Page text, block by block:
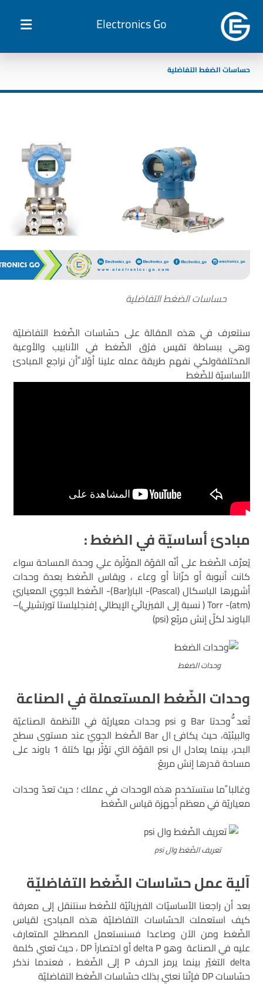
Electronics Go
حساسات الضغط التفاضلية
حساسات الضغط التفاضلية
سنتعرف في هذه المقالة على حسّاسات الضّغط التفاضليّة
وهي ببساطة تقيس فرْق الضّغط في الأنابيب والأوعية
المختلفةولكي نفهم طريقة عمله علينا أوّلا ًأن نراجع المبادئ
الأساسيّة للضّغط
مبادئ أساسيّة في الضغط :
يُعرَّف الضّغط على أنّه القوّة المؤثّرة علي وحدة المساحة سواء
كانت أنبوبة أو خزّاناً أو وعاء ، ويقاس الضّغط بعدة وحدات
أشهرها الباسكال (Pascal)- البار(Bar)- الضّغط الجويّ المعياريّ
(atm)- Torr ( نسبة إلى الفيزيائيّ الإيطالي إفنجليلستا تورتشيلي)–
الباوند لكلّ إنش مربّع (psi)
وحدات الضغط
وحدات الضّغط المستعملة في الصناعة
تُعد ُّوحدتا Bar و psi وحدات معياريّة في الأنظمة الصناعيّة
والبيئيّة، حيث يكافئ ال Bar الضّغط الجويّ عند مستوى سطح
البحر، بينما يعادل ال psi القوّة التي تؤثّر بها كتلة 1 باوند على
مساحة قدرها إنش مربعّ
وغالبا ًما ستستخدم هذه الوحدات في عملك ؛ حيث تعدّ وحدات
معياريّة في معظم أجهزة قياس الضّغط
تعريف الضّغط وال psi
آلية عمل حسّاسات الضّغط التفاضليّة
بعد أن راجعنا الأساسيّات الفيزيائيّة للضّغط سنتنقل إلى معرفة
كيف استعملت الحسّاسات التفاضليّة هذه المبادئ لقياس
الضّغط ومن الآن وصاعدا فسنستعمل المصطلح المتعارف
عليه في الصناعة وهو delta P أو اختصاراً DP ، حيث تعني كلمة
delta التغيّر بينما يرمز الحرف P إلى الضّغط ، فعندما نذكر
حسّاسات DP فإنّنا نعني بذلك حسّاسات الضّغط التفاضليّة